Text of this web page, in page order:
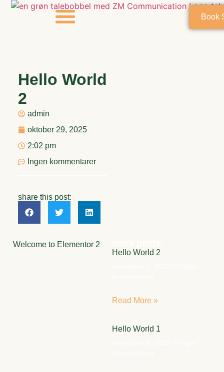
Book
Hello World
2
admin
oktober 29, 2025
2:02 pm
Ingen kommentarer
share this post:
Welcome to Elementor 2
Hello World 2
Read More »
Hello World 1